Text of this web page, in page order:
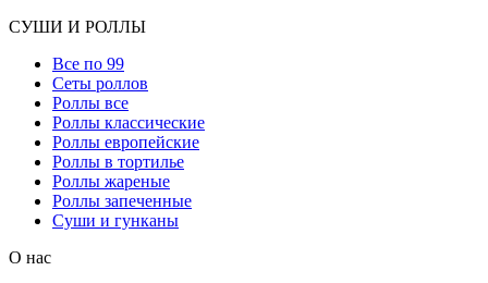
СУШИ И РОЛЛЫ
Все по 99
Сеты роллов
Роллы все
Роллы классические
Роллы европейские
Роллы в тортилье
Роллы жареные
Роллы запеченные
Суши и гунканы
О нас